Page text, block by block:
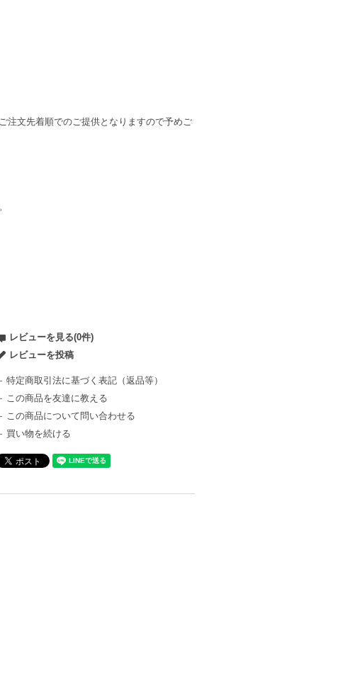
注文先着順でのご提供となりますので予めご
レビューを見る(0件)
レビューを投稿
特定商取引法に基づく表記（返品等）
この商品を友達に教える
この商品について問い合わせる
買い物を続ける